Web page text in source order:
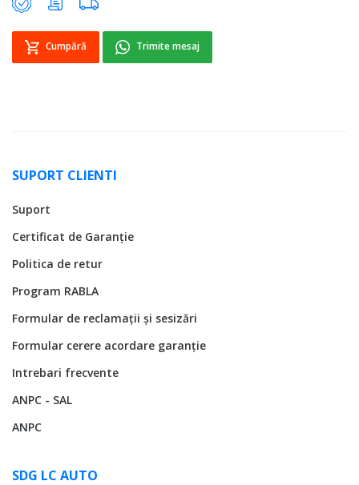
Cumpără Trimite mesaj
SUPORT CLIENTI
Suport
Certificat de Garanție
Politica de retur
Program RABLA
Formular de reclamații și sesizări
Formular cerere acordare garanție
Intrebari frecvente
ANPC - SAL
ANPC
SDG LC AUTO